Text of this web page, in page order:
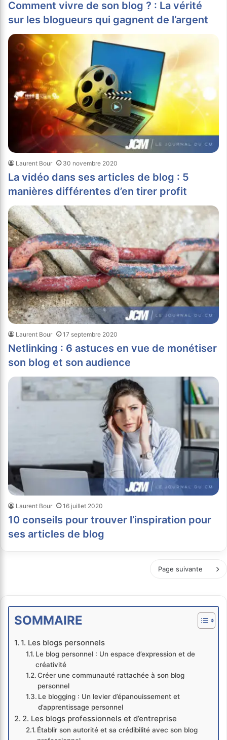
Comment vivre de son blog ? : La vérité
sur les blogueurs qui gagnent de l’argent
Laurent Bour 30 novembre 2020
La vidéo dans ses articles de blog : 5
manières différentes d’en tirer profit
Laurent Bour 17 septembre 2020
Netlinking : 6 astuces en vue de monétiser
son blog et son audience
Laurent Bour 16 juillet 2020
10 conseils pour trouver l’inspiration pour
ses articles de blog
Page suivante
SOMMAIRE
1. Les blogs personnels
Le blog personnel : Un espace d’expression et de
créativité
Créer une communauté rattachée à son blog
personnel
Le blogging : Un levier d’épanouissement et
d’apprentissage personnel
2. Les blogs professionnels et d’entreprise
Établir son autorité et sa crédibilité avec son blog